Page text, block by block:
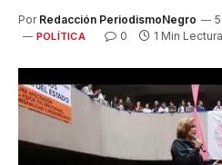
Por Redacción PeriodismoNegro
POLÍTICA 0 1 Min Lectura